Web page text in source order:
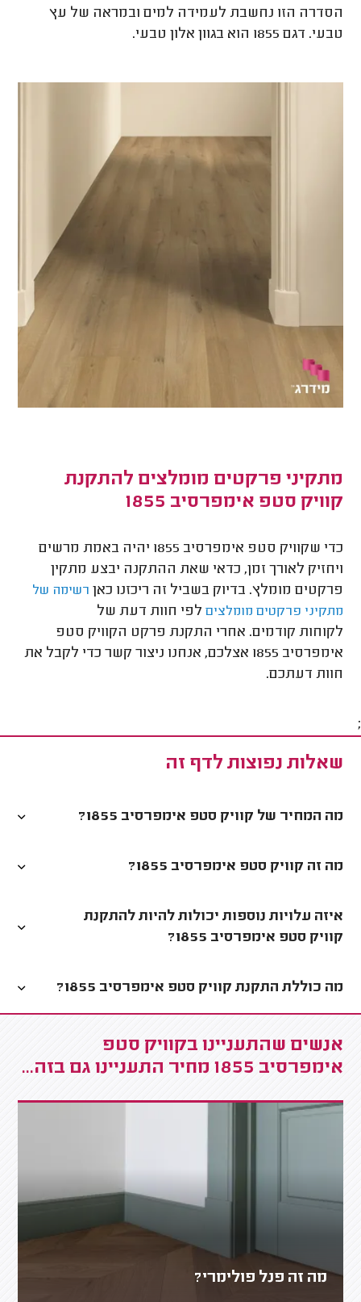
הסדרה הזו נחשבת לעמידה למים ובמראה של עץ
טבעי. דגם 1855 הוא בגוון אלון טבעי.
מתקיני פרקטים מומלצים להתקנת
קוויק סטפ אימפרסיב 1855
כדי שקוויק סטפ אימפרסיב 1855 יהיה באמת מרשים
ויחזיק לאורך זמן, כדאי שאת ההתקנה יבצע מתקין
פרקטים מומלץ. בדיוק בשביל זה ריכזנו כאן רשימה של
מתקיני פרקטים מומלצים לפי חוות דעת של
לקוחות קודמים. אחרי התקנת פרקט הקוויק סטפ
אימפרסיב 1855 אצלכם, אנחנו ניצור קשר כדי לקבל את
חוות דעתכם.
;
שאלות נפוצות לדף זה
מה המחיר של קוויק סטפ אימפרסיב 1855?
מה זה קוויק סטפ אימפרסיב 1855?
איזה עלויות נוספות יכולות להיות להתקנת
קוויק סטפ אימפרסיב 1855?
מה כוללת התקנת קוויק סטפ אימפרסיב 1855?
אנשים שהתעניינו בקוויק סטפ
אימפרסיב 1855 מחיר התעניינו גם בזה...
מה זה פנל פולימרי?